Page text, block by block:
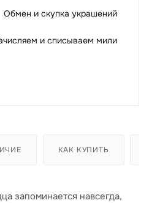
Обмен и скупка украшений
и списываем мили
КАК КУПИТЬ
запоминается навсегда,